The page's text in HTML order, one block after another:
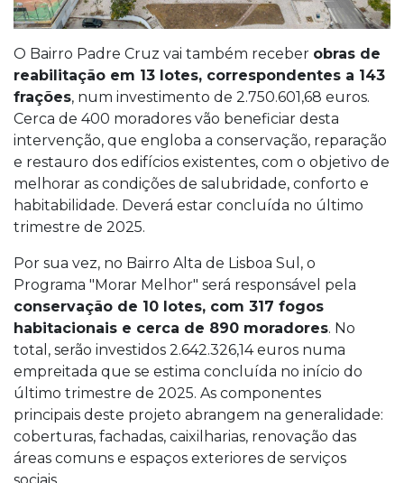
O Bairro Padre Cruz vai também receber obras de
reabilitação em 13 lotes, correspondentes a 143
frações, num investimento de 2.750.601,68 euros.
Cerca de 400 moradores vão beneficiar desta
intervenção, que engloba a conservação, reparação
e restauro dos edifícios existentes, com o objetivo de
melhorar as condições de salubridade, conforto e
habitabilidade. Deverá estar concluída no último
trimestre de 2025.
Por sua vez, no Bairro Alta de Lisboa Sul, o
Programa "Morar Melhor" será responsável pela
conservação de 10 lotes, com 317 fogos
habitacionais e cerca de 890 moradores. No
total, serão investidos 2.642.326,14 euros numa
empreitada que se estima concluída no início do
último trimestre de 2025. As componentes
principais deste projeto abrangem na generalidade:
coberturas, fachadas, caixilharias, renovação das
áreas comuns e espaços exteriores de serviços